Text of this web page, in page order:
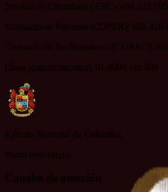
Servicio al Ciudadano (SAC): 601 222
Comando de Personal (COPER): 601 426
Comando de Reclutamiento (COREC):
Línea gratuita nacional: 01 8000 111 689
Ejército Nacional de Colombia
Portal web oficial
Canales de atención